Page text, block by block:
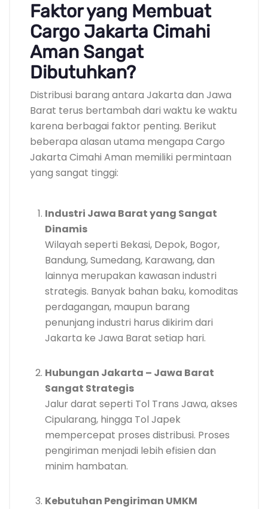
Faktor yang Membuat
Cargo Jakarta Cimahi
Aman Sangat
Dibutuhkan?
Distribusi barang antara Jakarta dan Jawa
Barat terus bertambah dari waktu ke waktu
karena berbagai faktor penting. Berikut
beberapa alasan utama mengapa Cargo
Jakarta Cimahi Aman memiliki permintaan
yang sangat tinggi:
Industri Jawa Barat yang Sangat
Dinamis
Wilayah seperti Bekasi, Depok, Bogor,
Bandung, Sumedang, Karawang, dan
lainnya merupakan kawasan industri
strategis. Banyak bahan baku, komoditas
perdagangan, maupun barang
penunjang industri harus dikirim dari
Jakarta ke Jawa Barat setiap hari.
Hubungan Jakarta – Jawa Barat
Sangat Strategis
Jalur darat seperti Tol Trans Jawa, akses
Cipularang, hingga Tol Japek
mempercepat proses distribusi. Proses
pengiriman menjadi lebih efisien dan
minim hambatan.
Kebutuhan Pengiriman UMKM